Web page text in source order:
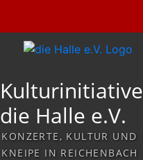
Kulturinitiative
die Halle e.V.
KONZERTE, KULTUR UND
KNEIPE IN REICHENBACH